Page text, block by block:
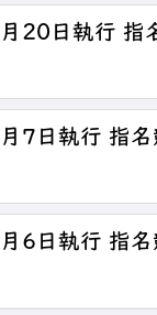
20日執行 指
7日執行 指名
6日執行 指名